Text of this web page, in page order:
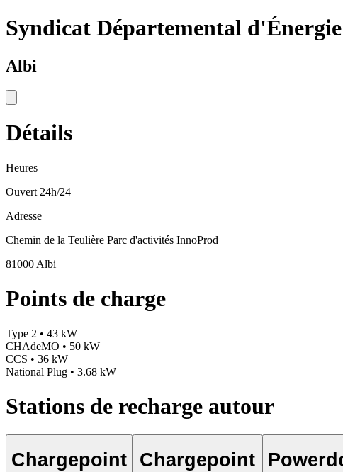
Syndicat Départemental
Albi
Détails
Heures
Ouvert 24h/24
Adresse
Chemin de la Teulière Parc d'activités InnoProd
81000 Albi
Points de charge
Type 2 • 43 kW
CHAdeMO • 50 kW
CCS • 36 kW
National Plug • 3.68 kW
Stations de recharge autour
Chargepoint Chargepoint